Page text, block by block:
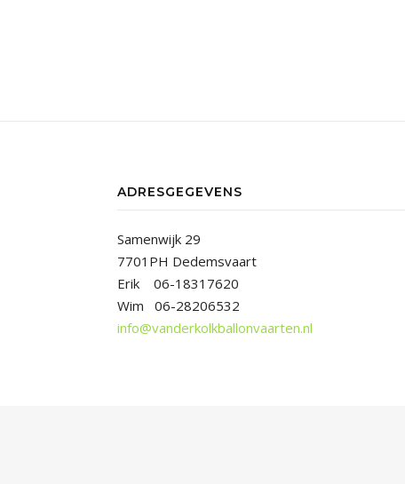
ADRESGEGEVENS
Samenwijk 29
7701PH Dedemsvaart
Erik 06-18317620
Wim 06-28206532
info@vanderkolkballonvaarten.nl